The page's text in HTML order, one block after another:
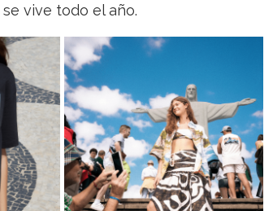
vive todo el año.